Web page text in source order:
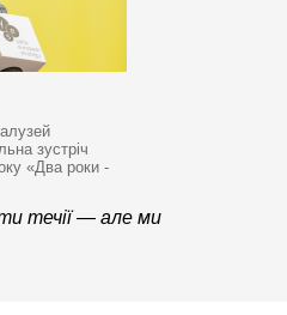
зустріч
«Два роки -
течії — але ми